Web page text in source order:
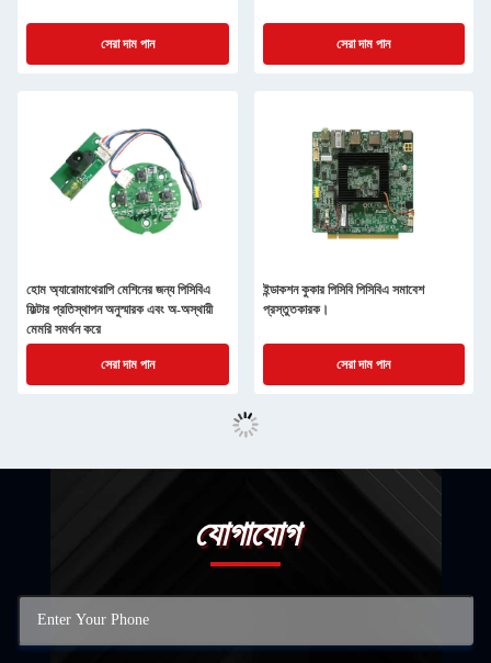
সেরা দাম পান সেরা দাম পান
হোম অ্যারোমাথেরাপি মেশিনের জন্য পিসিবিএ
ফিল্টার প্রতিস্থাপন অনুস্মারক এবং অ-অস্থায়ী
মেমরি সমর্থন করে
সেরা দাম পান
ইন্ডাকশন কুকার পিসিবি পিসিবিএ সমাবেশ
প্রস্তুতকারক।
সেরা দাম পান
যোগাযোগ